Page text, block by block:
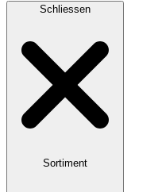
Schliessen
Sortiment